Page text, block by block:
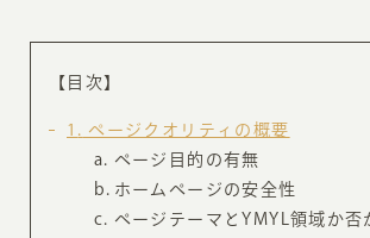
【目次】
1
ページクオリティの概要
ページ目的の有無
ホームページの安全性
ページテーマとYMYL領域か否